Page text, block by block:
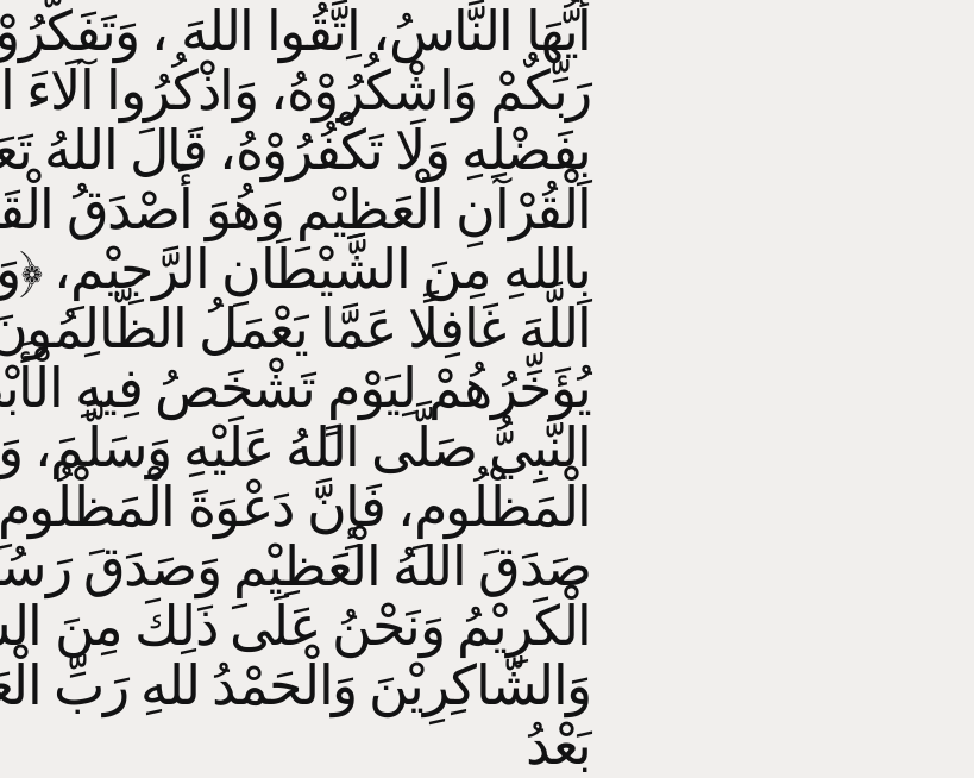
أَيُّهَا النَّاسُ، اِتَّقُوا اللهَ ،
رَبِّكٌمْ وَاشْكُرُوْهُ، وَاذْكُرُوا آلَاءَ
بِفَضْلِهِ وَلَا تَكْفُرُوْهُ، قَالَ اللهُ
الْقُرْآنِ الْعَظِيْمِ وَهُوَ أَصْدَقُ
بِاللهِ مِنَ الشَّيْطَانِ الرَّجِيْمِ،
اللَّهَ غَافِلًا عَمَّا يَعْمَلُ
يُؤَخِّرُهُمْ لِيَوْمٍ تَشْخَصُ فِيهِ
النَّبِيُّ صَلَّى اللهُ عَلَيْهِ وَسَلَّمَ،
الْمَظْلُومِ، فَإِنَّ دَعْوَةَ
صَدَقَ اللهُ الْعَظِيْمِ وَصَدَقَ
الْكَرِيْمُ وَنَحْنُ عَلَى ذَلِكَ مِنَ
وَالشّاكِرِيْنَ وَالْحَمْدُ للهِ رَبِّ
بَعْدُ